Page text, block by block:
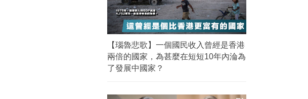
【瑙魯悲歌】一個國民收入曾經是香港
兩倍的國家，為甚麼在短短10年內淪為
了發展中國家？